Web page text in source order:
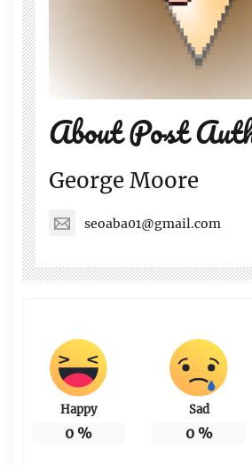
About Post
George Moore
seoaba01@gmail.com
Happy
0 %
Sad
0%